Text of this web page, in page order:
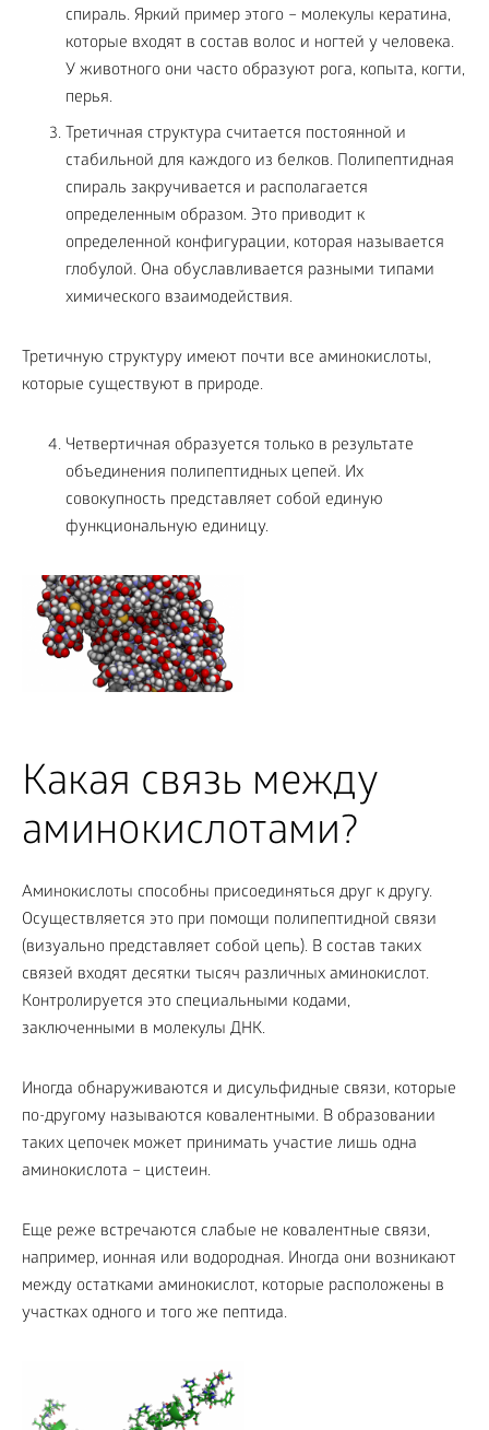
спираль. Яркий пример этого – молекулы кератина,
которые входят в состав волос и ногтей у человека.
У животного они часто образуют рога, копыта, когти,
перья.
Третичная структура считается постоянной и
стабильной для каждого из белков. Полипептидная
спираль закручивается и располагается
определенным образом. Это приводит к
определенной конфигурации, которая называется
глобулой. Она обуславливается разными типами
химического взаимодействия.
Третичную структуру имеют почти все аминокислоты,
которые существуют в природе.
Четвертичная образуется только в результате
объединения полипептидных цепей. Их
совокупность представляет собой единую
функциональную единицу.
Какая связь между
аминокислотами?
Аминокислоты способны присоединяться друг к другу.
Осуществляется это при помощи полипептидной связи
(визуально представляет собой цепь). В состав таких
связей входят десятки тысяч различных аминокислот.
Контролируется это специальными кодами,
заключенными в молекулы ДНК.
Иногда обнаруживаются и дисульфидные связи, которые
по-другому называются ковалентными. В образовании
таких цепочек может принимать участие лишь одна
аминокислота – цистеин.
Еще реже встречаются слабые не ковалентные связи,
например, ионная или водородная. Иногда они возникают
между остатками аминокислот, которые расположены в
участках одного и того же пептида.